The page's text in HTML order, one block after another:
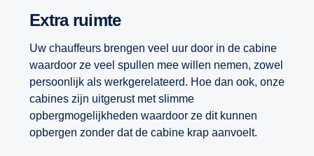
Extra ruimte
Uw chauffeurs brengen veel uur door in de cabine
waardoor ze veel spullen mee willen nemen, zowel
persoonlijk als werkgerelateerd. Hoe dan ook, onze
cabines zijn uitgerust met slimme
opbergmogelijkheden waardoor ze dit kunnen
opbergen zonder dat de cabine krap aanvoelt.